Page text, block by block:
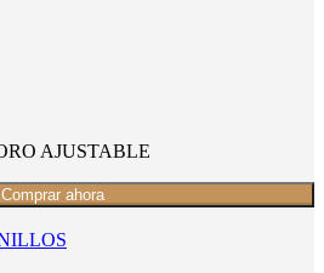
AJUSTABLE
Comprar ahora